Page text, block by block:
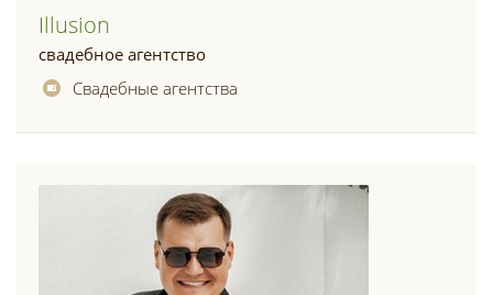
Illusion
свадебное агентство
Свадебные агентства